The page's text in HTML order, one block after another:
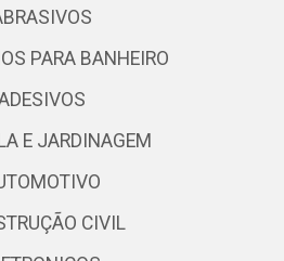
PARA BANHEIRO
E JARDINAGEM
CIVIL